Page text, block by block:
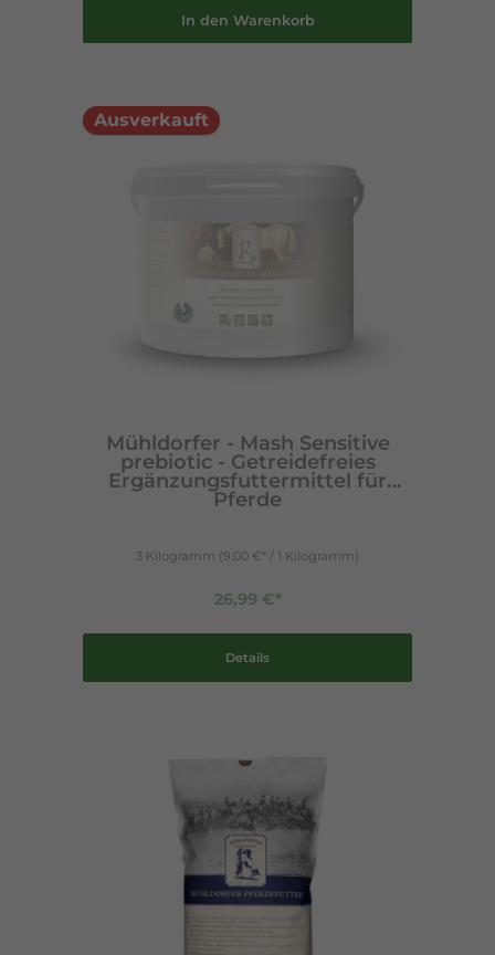
In den Warenkorb
Ausverkauft
Mühldorfer - Mash Sensitive
prebiotic - Getreidefreies
Ergänzungsfuttermittel für
Pferde
3 Kilogramm (9,00 €* / 1 Kilogramm)
26,99 €*
Details